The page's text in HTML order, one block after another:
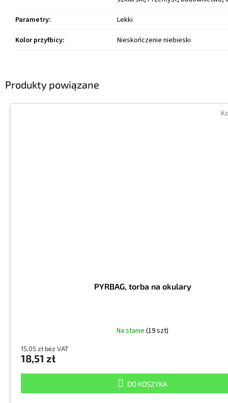
Produkty powiązane
PYRBAG, torba na okulary
Na stanie (19 szt)
15,05 zł bez VAT
18,51 zł
DO KOSZYKA
Parametry:
Lekki
Kolor przyłbicy: Nieskończenie niebieski